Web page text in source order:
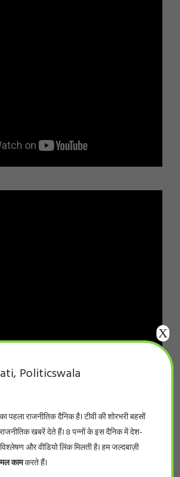
Politicswala
पहला राजनीतिक दैनिक है। टीवी की शोरभरी बहसों
खबरें देते हैं। 8 पन्नों के इस दैनिक में देश-
और वीडियो लिंक मिलती है। हम जल्दबाज़ी
कामकरते हैं।
X